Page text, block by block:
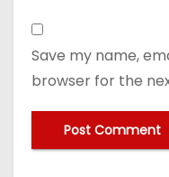
Save my name,
browser for the